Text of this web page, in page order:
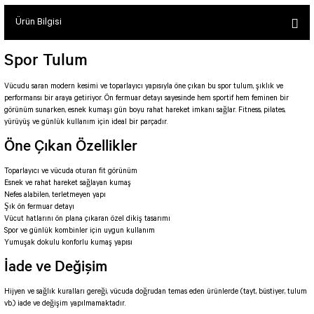
Tayt Kategori 2
Ve Bel Tayt
Cepli Taytlar
Deri Görünümlü Tayt
Tül Detaylı Spor Taytlar
Arkası Büzgülü Tayt
MODELLİ TAYTLAR
Fermuarlı Taytlar
İp Detaylı Spor Taytlar
Kısa Taytlar
Arkası Büzgülü Şort
Performans Kısa Tayt
SEUL TULUM
1 SCRUNCH BUTT TULUM
2 SCRUNCH_ BUTT İSPANYOL TULUM
MAYORKA TULUM
Oslo Tulum
Sunset Tulum
Çapraz İp Detaylı Tulum
Çift Çapraz Tulum
Tek Çapraz Tulum
Tulum Kategorisi 3
3 Kollu SCRUNCH BUTT Tulum
4 Kollu SCRUNCH BUT Tulum İSPANYOL
Desenli Spor Bra
Halkalı Spor Bra
İpli Spor Bra
Viyana Spor Bustiyer
Tshirt
BOLERA
Tshirt
V YAKA TSHIRT
Ürün Bilgisi
Spor Tulum
Vücudu saran modern kesimi ve toparlayıcı yapısıyla öne çıkan bu spor tulum, şıklık ve
performansı bir araya getiriyor. Ön fermuar detayı sayesinde hem sportif hem feminen bir
görünüm sunarken, esnek kumaşı gün boyu rahat hareket imkanı sağlar. Fitness, pilates,
yürüyüş ve günlük kullanım için ideal bir parçadır.
Öne Çıkan Özellikler
Toparlayıcı ve vücuda oturan fit görünüm
Esnek ve rahat hareket sağlayan kumaş
Nefes alabilen, terletmeyen yapı
Şık ön fermuar detayı
Vücut hatlarını ön plana çıkaran özel dikiş tasarımı
Spor ve günlük kombinler için uygun kullanım
Yumuşak dokulu konforlu kumaş yapısı
İade ve Değişim
Hijyen ve sağlık kuralları gereği, vücuda doğrudan temas eden ürünlerde (tayt, büstiyer, tulum
vb.) iade ve değişim yapılmamaktadır.